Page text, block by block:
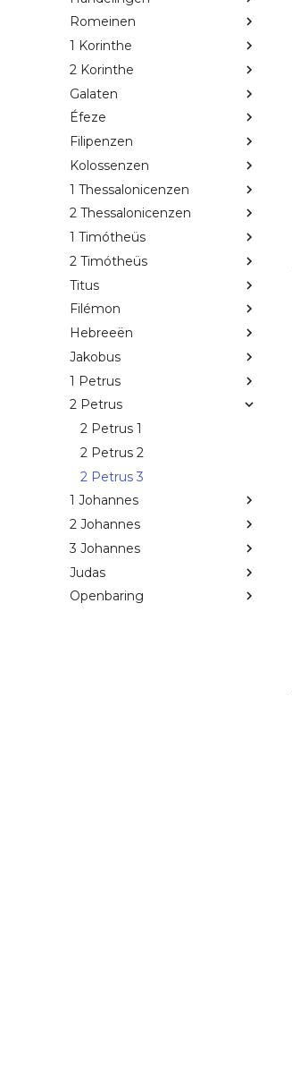
Romeinen
1 Korinthe
2 Korinthe
Galaten
Éfeze
Filipenzen
Kolossenzen
1 Thessalonicenzen
2 Thessalonicenzen
1 Timótheüs
2 Timótheüs
Titus
Filémon
Hebreeën
Jakobus
1 Petrus
2 Petrus
2 Petrus 1
2 Petrus 2
2 Petrus 3
1 Johannes
2 Johannes
3 Johannes
Judas
Openbaring